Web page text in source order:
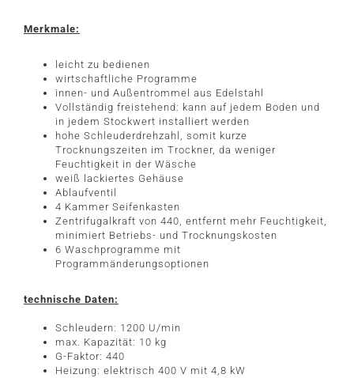
Merkmale:
leicht zu bedienen
wirtschaftliche Programme
innen- und Außentrommel aus Edelstahl
Vollständig freistehend: kann auf jedem Boden und
in jedem Stockwert installiert werden
hohe Schleuderdrehzahl, somit kurze
Trocknungszeiten im Trockner, da weniger
Feuchtigkeit in der Wäsche
weiß lackiertes Gehäuse
Ablaufventil
4 Kammer Seifenkasten
Zentrifugalkraft von 440, entfernt mehr Feuchtigkeit,
minimiert Betriebs- und Trocknungskosten
6 Waschprogramme mit
Programmänderungsoptionen
technische Daten:
Schleudern: 1200 U/min
max. Kapazität: 10 kg
G-Faktor: 440
Heizung: elektrisch 400 V mit 4,8 kW